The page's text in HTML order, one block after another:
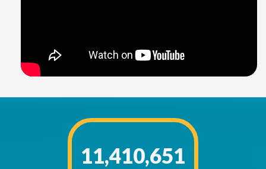
11,410,651